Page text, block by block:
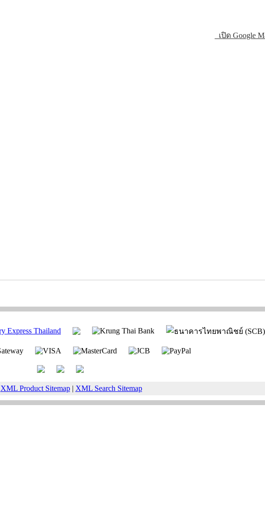
เปิด Google
XML Product Sitemap| XML Search Sitemap